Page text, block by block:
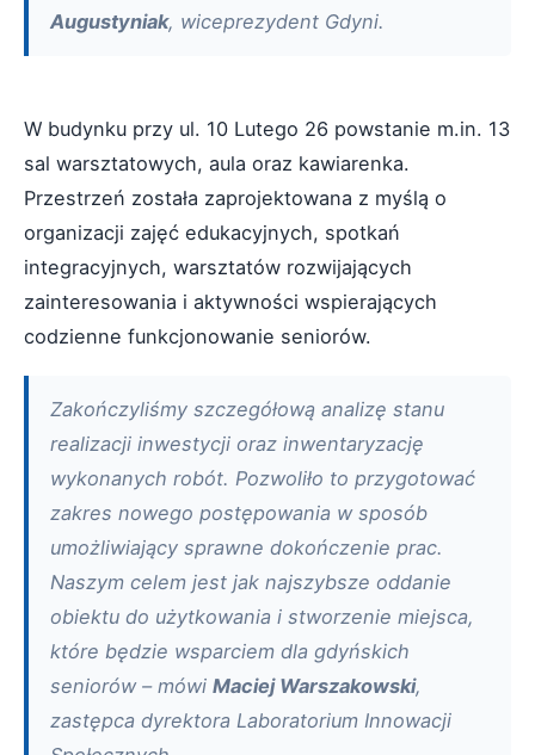
Augustyniak, wiceprezydent Gdyni.
W budynku przy ul. 10 Lutego 26 powstanie m.in. 13
sal warsztatowych, aula oraz kawiarenka.
Przestrzeń została zaprojektowana z myślą o
organizacji zajęć edukacyjnych, spotkań
integracyjnych, warsztatów rozwijających
zainteresowania i aktywności wspierających
codzienne funkcjonowanie seniorów.
Zakończyliśmy szczegółową analizę stanu
realizacji inwestycji oraz inwentaryzację
wykonanych robót. Pozwoliło to przygotować
zakres nowego postępowania w sposób
umożliwiający sprawne dokończenie prac.
Naszym celem jest jak najszybsze oddanie
obiektu do użytkowania i stworzenie miejsca,
które będzie wsparciem dla gdyńskich
seniorów – mówi Maciej Warszakowski,
zastępca dyrektora Laboratorium Innowacji